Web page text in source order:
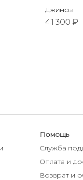
Джинсы
41 300 ₽
Помощь
Служба
Оплата и
Возврат и